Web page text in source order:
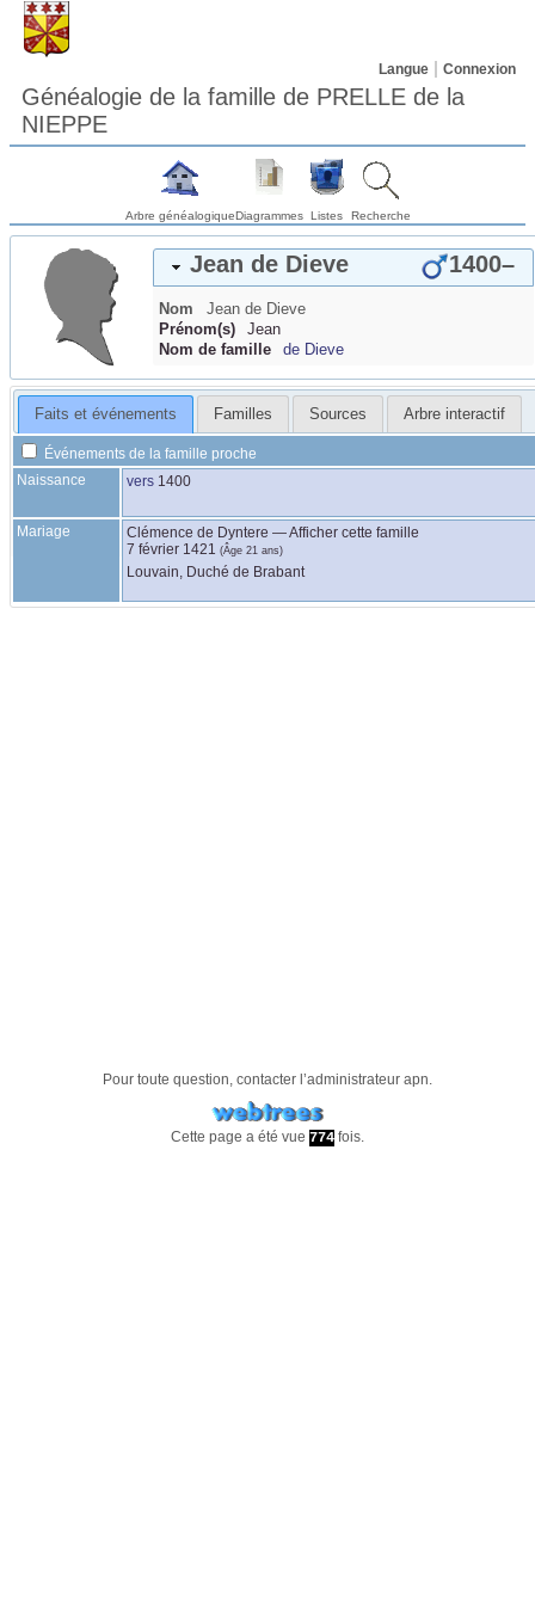
Langue Connexion
Généalogie de la famille de PRELLE de la
NIEPPE
Arbre généalogiqueDiagrammes Listes Recherche
Jean de Dieve 1400–
Nom Jean de Dieve
Prénom(s)
Jean
Nom de famille
de Dieve
Faits et événements Familles Sources Arbre interactif
Événements de la famille proche
Naissance
vers 1400
Mariage Clémence de Dyntere —Afficher cette famille
7 février 1421 (Âge 21 ans)
Louvain, Duché de Brabant
Pour toute question, contacter l’administrateur apn.
Cette page a été vue 774 fois.